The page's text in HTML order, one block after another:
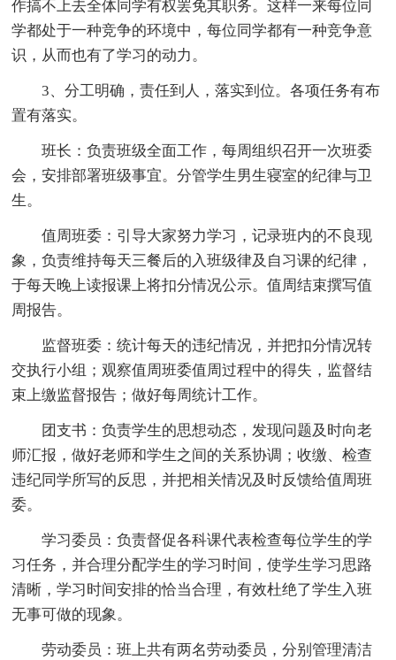
作搞不上去全体同学有权罢免其职务。这样一来每位同
学都处于一种竞争的环境中，每位同学都有一种竞争意
识，从而也有了学习的动力。
3、分工明确，责任到人，落实到位。各项任务有布
置有落实。
班长：负责班级全面工作，每周组织召开一次班委
会，安排部署班级事宜。分管学生男生寝室的纪律与卫
生。
值周班委：引导大家努力学习，记录班内的不良现
象，负责维持每天三餐后的入班级律及自习课的纪律，
于每天晚上读报课上将扣分情况公示。值周结束撰写值
周报告。
监督班委：统计每天的违纪情况，并把扣分情况转
交执行小组；观察值周班委值周过程中的得失，监督结
束上缴监督报告；做好每周统计工作。
团支书：负责学生的思想动态，发现问题及时向老
师汇报，做好老师和学生之间的关系协调；收缴、检查
违纪同学所写的反思，并把相关情况及时反馈给值周班
委。
学习委员：负责督促各科课代表检查每位学生的学
习任务，并合理分配学生的学习时间，使学生学习思路
清晰，学习时间安排的恰当合理，有效杜绝了学生入班
无事可做的现象。
劳动委员：班上共有两名劳动委员，分别管理清洁